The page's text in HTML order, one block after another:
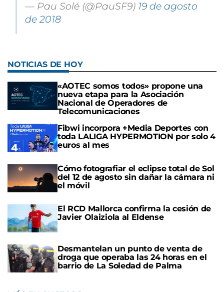
— Pau Solé (@PauSF9) 19 de agosto
de 2018
NOTICIAS DE HOY
«AOTEC somos todos» propone una
nueva etapa para la Asociación
Nacional de Operadores de
Telecomunicaciones
Fibwi incorpora +Media Deportes con
toda LALIGA HYPERMOTION por solo 4
euros al mes
Cómo fotografiar el eclipse total de Sol
del 12 de agosto sin dañar la cámara ni
el móvil
El RCD Mallorca confirma la cesión de
Javier Olaiziola al Eldense
Desmantelan un punto de venta de
droga que operaba las 24 horas en el
barrio de La Soledad de Palma